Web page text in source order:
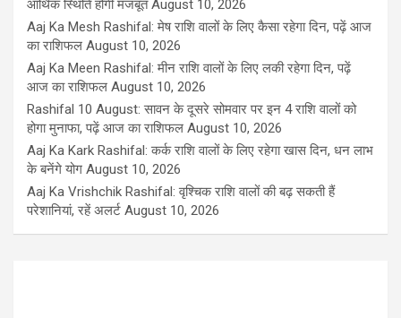
आर्थिक स्थिति होगी मजबूत August 10, 2026
Aaj Ka Mesh Rashifal: मेष राशि वालों के लिए कैसा रहेगा दिन, पढ़ें आज
का राशिफल August 10, 2026
Aaj Ka Meen Rashifal: मीन राशि वालों के लिए लकी रहेगा दिन, पढ़ें
आज का राशिफल August 10, 2026
Rashifal 10 August: सावन के दूसरे सोमवार पर इन 4 राशि वालों को
होगा मुनाफा, पढ़ें आज का राशिफल August 10, 2026
Aaj Ka Kark Rashifal: कर्क राशि वालों के लिए रहेगा खास दिन, धन लाभ
के बनेंगे योग August 10, 2026
Aaj Ka Vrishchik Rashifal: वृश्चिक राशि वालों की बढ़ सकती हैं
परेशानियां, रहें अलर्ट August 10, 2026